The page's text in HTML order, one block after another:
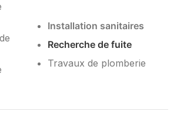
Installation sanitaires
Recherche de fuite
Travaux de plomberie